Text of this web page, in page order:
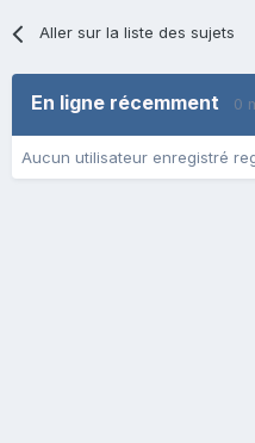
Aller sur la liste des sujets
En ligne récemment 0
Aucun utilisateur enregistré